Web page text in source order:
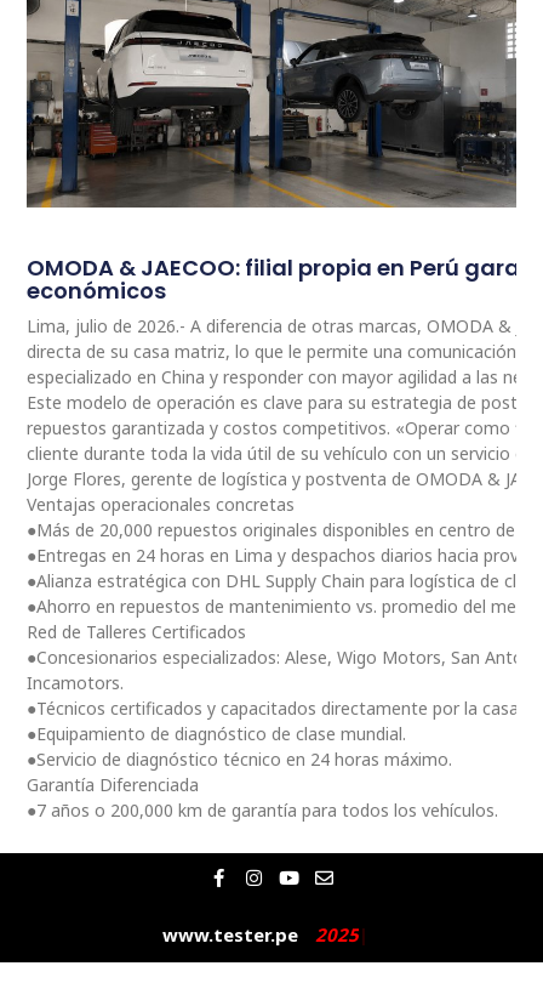
OMODA & JAECOO: filial propia en Perú
económicos
Lima, julio de 2026.- A diferencia de otras marcas, OMODA &
directa de su casa matriz, lo que le permite una comunicación
especializado en China y responder con mayor agilidad a las
Este modelo de operación es clave para su estrategia de
repuestos garantizada y costos competitivos. «Operar como
cliente durante toda la vida útil de su vehículo con un servicio
Jorge Flores, gerente de logística y postventa de OMODA &
Ventajas operacionales concretas
●Más de 20,000 repuestos originales disponibles en centro de
●Entregas en 24 horas en Lima y despachos diarios hacia
●Alianza estratégica con DHL Supply Chain para logística de
●Ahorro en repuestos de mantenimiento vs. promedio del
Red de Talleres Certificados
●Concesionarios especializados: Alese, Wigo Motors, San
Incamotors.
●Técnicos certificados y capacitados directamente por la casa
●Equipamiento de diagnóstico de clase mundial.
●Servicio de diagnóstico técnico en 24 horas máximo.
Garantía Diferenciada
●7 años o 200,000 km de garantía para todos los vehículos.
F
a
e
b
o
I
n
t
a
g
Y
o
t
u
b
E
n
e
l
o
www.tester.pe 2025|